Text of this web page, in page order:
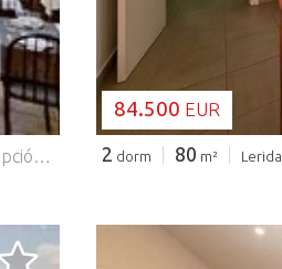
Venta de restaurante en La Bordeta. Posibilidad de alquiler con opción de compra. Consulta condiciones.~~¡Listo para operar desde el primer día!~ ~Con 242 m2 en planta baja + altillo de 126 m2, este restaurante cuenta con cocina equipada, cámara frigorífica (3m2), cámara de congelación (2m2), comedor para 84 personas, 3 aseos, almacén con entrada de mercancía y opción de terraza en dos fachadas. ~~Opciones de Negocio:~- Venta: 249.500 €~- Traspaso: 70.000 € con alquiler de 900 €~-Posibilidad de alquiler con opción de compra. Consulta condiciones.~~¡Una oportunidad única para emprender en el mundo gastronómico!~~Si lo que te preocupa es la financiación, nosotros podemos ayudarte. ¡Llama e infórmate sin compromiso!
84.500 EUR
2 dorm 80 m² Lerida